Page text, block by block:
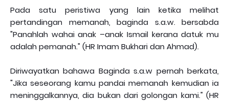
Pada satu peristiwa yang lain ketika melihat
pertandingan memanah, baginda s.a.w. bersabda
"Panahlah wahai anak –anak Ismail kerana datuk mu
adalah pemanah." (HR Imam Bukhari dan Ahmad).
Diriwayatkan bahawa Baginda s.a.w pernah berkata,
"Jika seseorang kamu pandai memanah kemudian ia
meninggalkannya, dia bukan dari golongan kami." (HR